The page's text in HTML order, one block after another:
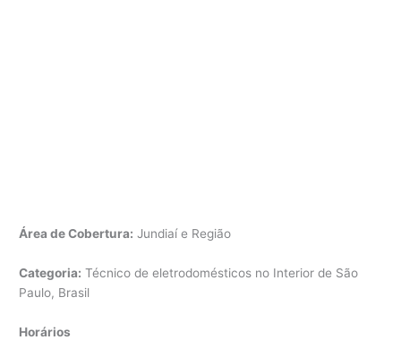
Área de Cobertura: Jundiaí e Região
Categoria: Técnico de eletrodomésticos no Interior de São
Paulo, Brasil
Horários